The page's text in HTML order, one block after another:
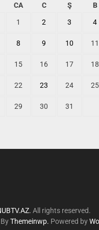
CA C Ş B
1 2 3 4
8 9 10 11
15 16 17 18
22 23 24 25
29 30
31
All rights reserved.
Themeinwp. Powered by